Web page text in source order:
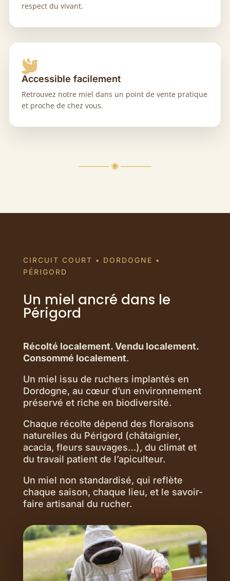
respect du vivant.

Accessible facilement
Retrouvez notre miel dans un point de vente pratique
et proche de chez vous.
────── 🐝 ──────
CIRCUIT COURT • DORDOGNE •
PÉRIGORD
Un miel ancré dans le
Périgord
Récolté localement. Vendu localement.
Consommé localement.
Un miel issu de ruchers implantés en
Dordogne, au cœur d’un environnement
préservé et riche en biodiversité.
Chaque récolte dépend des floraisons
naturelles du Périgord (châtaignier,
acacia, fleurs sauvages…), du climat et
du travail patient de l’apiculteur.
Un miel non standardisé, qui reflète
chaque saison, chaque lieu, et le savoir-
faire artisanal du rucher.